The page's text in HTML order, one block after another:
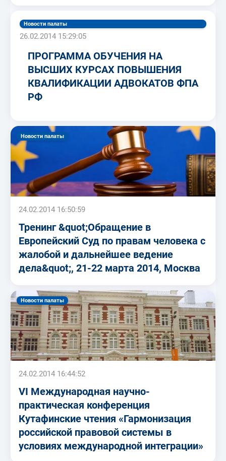
Новости палаты
26.02.2014 15:29:05
ПРОГРАММА ОБУЧЕНИЯ НА
ВЫСШИХ КУРСАХ ПОВЫШЕНИЯ
КВАЛИФИКАЦИИ АДВОКАТОВ ФПА
РФ
Новости палаты
24.02.2014 16:50:59
Тренинг &quot;Обращение в
Европейский Суд по правам человека с
жалобой и дальнейшее ведение
дела&quot;, 21-22 марта 2014, Москва
Новости палаты
24.02.2014 16:44:52
VI Международная научно-
практическая конференция
Кутафинские чтения «Гармонизация
российской правовой системы в
условиях международной интеграции»